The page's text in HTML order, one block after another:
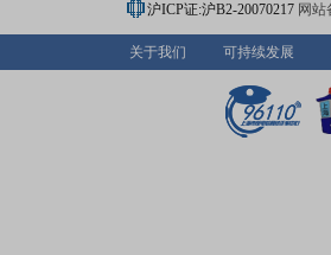
沪ICP证:沪B2-20070217 网站
关于我们 可持续发展